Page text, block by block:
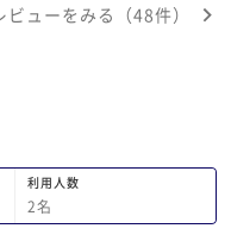
向いて無いのかなと
ビューをみる（48件）
利用人数
2名